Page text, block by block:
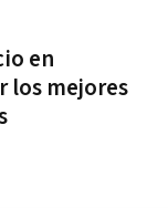
en
los mejores